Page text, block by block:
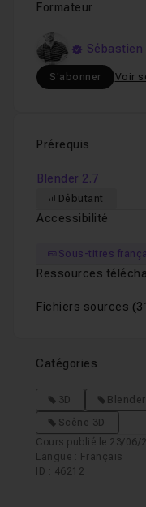
Formateur
Sébastien
S'abonner Voir
Prérequis
Blender 2.7
Débutant
Accessibilité
Sous-titres
Ressources
Fichiers sources
Catégories
3D Blender
Scène 3D
Cours publié le 23/06/
Langue : Français
ID : 46212